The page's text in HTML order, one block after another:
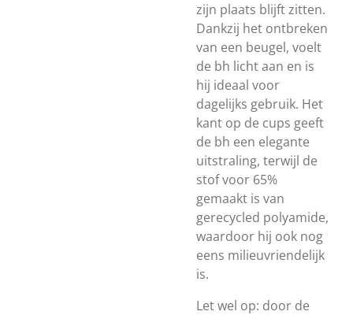
zijn plaats blijft zitten.
Dankzij het ontbreken
van een beugel, voelt
de bh licht aan en is
hij ideaal voor
dagelijks gebruik. Het
kant op de cups geeft
de bh een elegante
uitstraling, terwijl de
stof voor 65%
gemaakt is van
gerecycled polyamide,
waardoor hij ook nog
eens milieuvriendelijk
is.
Let wel op: door de